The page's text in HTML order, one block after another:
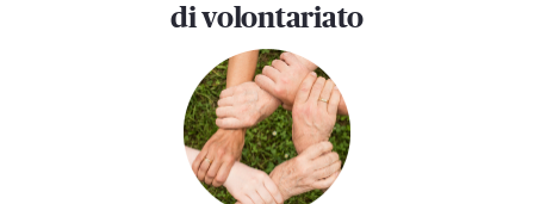
di volontariato